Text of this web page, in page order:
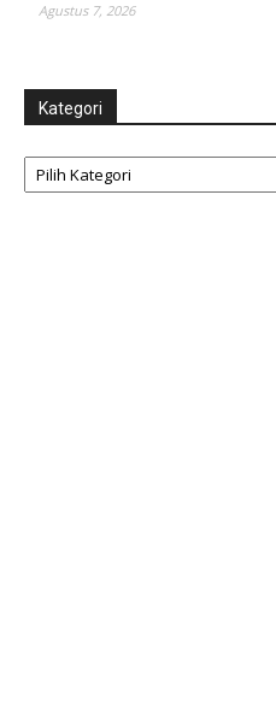
Agustus 7, 2026
Kategori
Kategori